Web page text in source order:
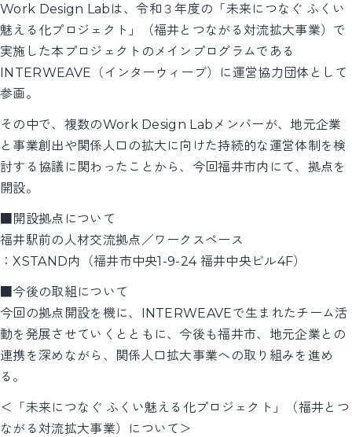
Work Design Labは、令和３年度の「未来につなぐ ふくい
魅える化プロジェクト」（福井とつながる対流拡大事業）で
実施した本プロジェクトのメインプログラムである
INTERWEAVE（インターウィーブ）に運営協力団体として
参画。
その中で、複数のWork Design Labメンバーが、地元企業
と事業創出や関係人口の拡大に向けた持続的な運営体制を検
討する協議に関わったことから、今回福井市内にて、拠点を
開設。
■開設拠点について
福井駅前の人材交流拠点／ワークスペース
：XSTAND内（福井市中央1-9-24 福井中央ビル4F）
■今後の取組について
今回の拠点開設を機に、INTERWEAVEで生まれたチーム活
動を発展させていくとともに、今後も福井市、地元企業との
連携を深めながら、関係人口拡大事業への取り組みを進め
る。
＜「未来につなぐ ふくい魅える化プロジェクト」（福井とつ
ながる対流拡大事業）について＞